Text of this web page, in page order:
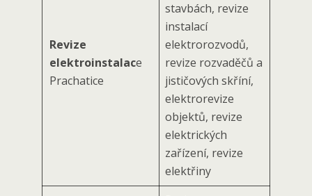
Revize
elektroinstalace
Prachatice
stavbách, revize
instalací
elektrorozvodů,
revize rozvaděčů a
jističových skříní,
elektrorevize
objektů, revize
elektrických
zařízení, revize
elektřiny